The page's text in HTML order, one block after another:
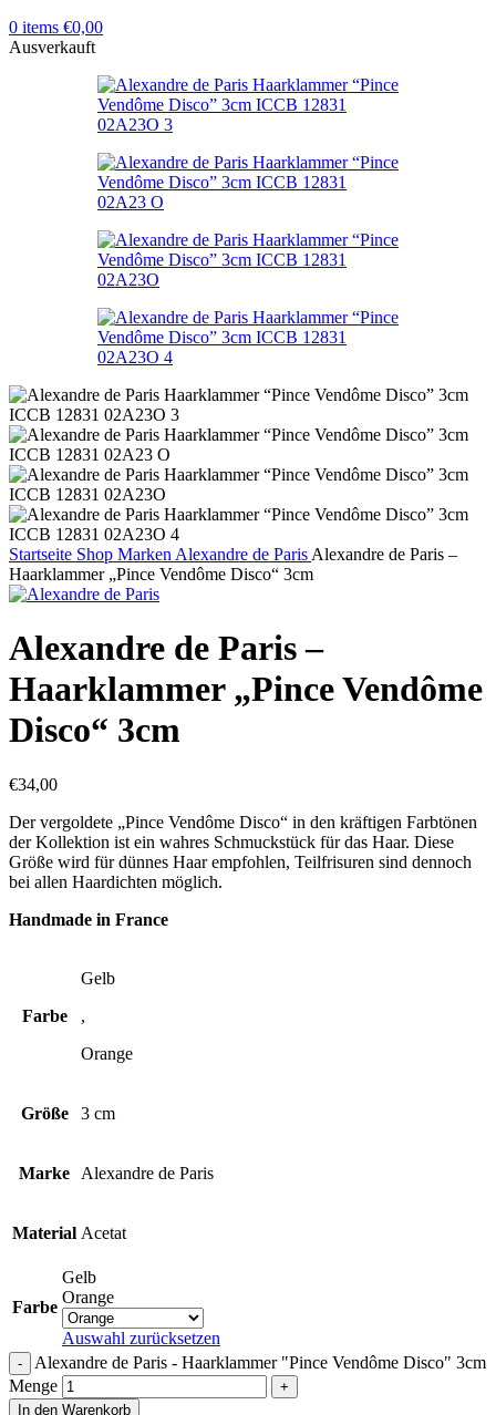
0 items €0,00
Ausverkauft
Startseite Shop Marken Alexandre de Paris Alexandre de Paris –
Haarklammer „Pince Vendôme Disco“ 3cm
Alexandre de Paris –
Haarklammer „Pince Vendôme
Disco“ 3cm
€34,00
Der vergoldete „Pince Vendôme Disco“ in den kräftigen Farbtönen
der Kollektion ist ein wahres Schmuckstück für das Haar. Diese
Größe wird für dünnes Haar empfohlen, Teilfrisuren sind dennoch
bei allen Haardichten möglich.
Handmade in France
Farbe
Gelb
,
Orange
Größe 3 cm
Marke Alexandre de Paris
Material Acetat
Farbe
Gelb
Orange
Auswahl zurücksetzen
Alexandre de Paris - Haarklammer "Pince Vendôme Disco" 3cm
Menge
In den Warenkorb